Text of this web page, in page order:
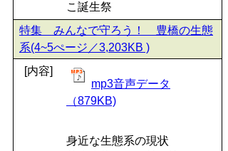
こ誕生祭
特集 みんなで守ろう！ 豊橋の生態
系(4~5ぺージ／3,203KB )
[内容]
mp3音声データ
（879KB)
身近な生態系の現状